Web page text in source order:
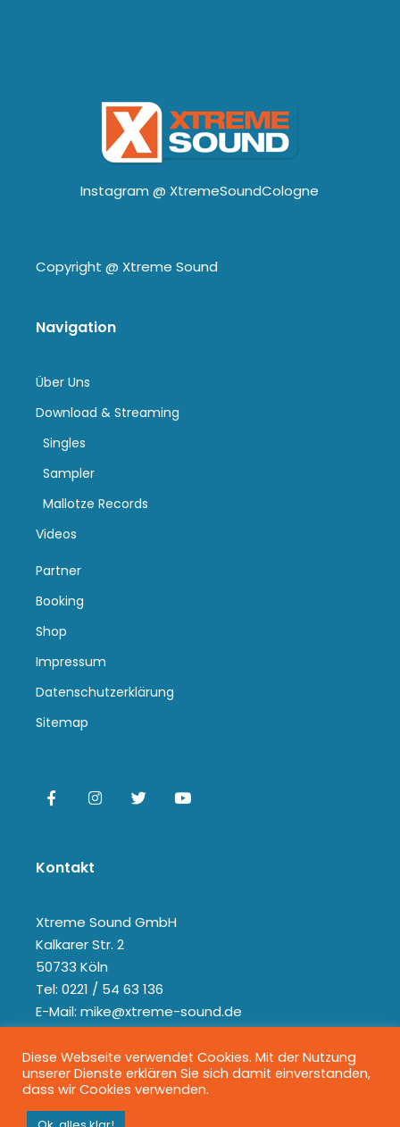
Instagram @ XtremeSoundCologne
Copyright @ Xtreme Sound
Navigation
Über Uns
Download & Streaming
Singles
Sampler
Mallotze Records
Videos
Partner
Booking
Shop
Impressum
Datenschutzerklärung
Sitemap
Kontakt
Xtreme Sound GmbH
Kalkarer Str. 2
50733 Köln
Tel: 0221 / 54 63 136
E-Mail: mike@xtreme-sound.de
Diese Webseite verwendet Cookies. Mit der Nutzung
unserer Dienste erklären Sie sich damit einverstanden,
dass wir Cookies verwenden.